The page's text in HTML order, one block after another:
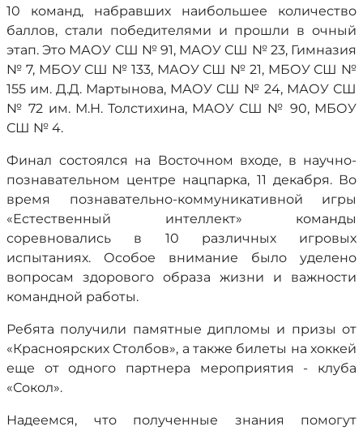
10 команд, набравших наибольшее количество
баллов, стали победителями и прошли в очный
этап. Это МАОУ СШ № 91, МАОУ СШ № 23, Гимназия
№ 7, МБОУ СШ № 133, МАОУ СШ № 21, МБОУ СШ №
155 им. Д.Д. Мартынова, МАОУ СШ № 24, МАОУ СШ
№ 72 им. М.Н. Толстихина, МАОУ СШ № 90, МБОУ
СШ № 4.
Финал состоялся на Восточном входе, в научно-
познавательном центре нацпарка, 11 декабря. Во
время познавательно-коммуникативной игры
«Естественный интеллект» команды
соревновались в 10 различных игровых
испытаниях. Особое внимание было уделено
вопросам здорового образа жизни и важности
командной работы.
Ребята получили памятные дипломы и призы от
«Красноярских Столбов», а также билеты на хоккей
еще от одного партнера мероприятия - клуба
«Сокол».
Надеемся, что полученные знания помогут